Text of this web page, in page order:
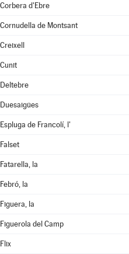
Corbera d'Ebre
Cornudella de Montsant
Creixell
Cunit
Deltebre
Duesaigües
Espluga de Francolí, l'
Falset
Fatarella, la
Febró, la
Figuera, la
Figuerola del Camp
Flix